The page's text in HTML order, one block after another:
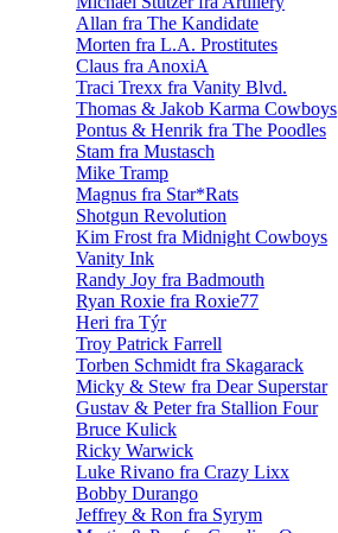
Allan fra The Kandidate
Morten fra L.A. Prostitutes
Claus fra AnoxiA
Traci Trexx fra Vanity Blvd.
Thomas & Jakob Karma Cowboys
Pontus & Henrik fra The Poodles
Stam fra Mustasch
Mike Tramp
Magnus fra Star*Rats
Shotgun Revolution
Kim Frost fra Midnight Cowboys
Vanity Ink
Randy Joy fra Badmouth
Ryan Roxie fra Roxie77
Heri fra Týr
Troy Patrick Farrell
Torben Schmidt fra Skagarack
Micky & Stew fra Dear Superstar
Gustav & Peter fra Stallion Four
Bruce Kulick
Ricky Warwick
Luke Rivano fra Crazy Lixx
Bobby Durango
Jeffrey & Ron fra Syrym